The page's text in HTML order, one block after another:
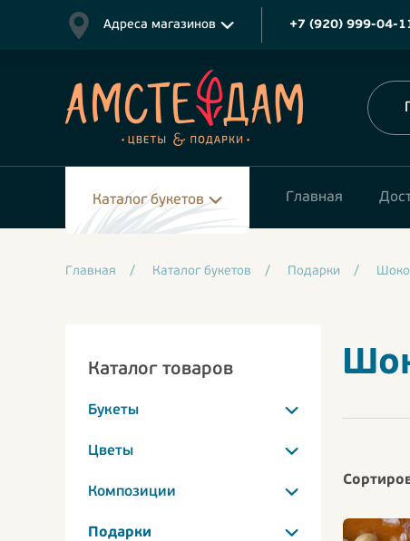
Адреса магазинов +7 (920) 999-04-
Каталог букетов Главная
Главная / Каталог букетов / Подарки /
Каталог товаров
Букеты
Цветы
Композиции
Подарки